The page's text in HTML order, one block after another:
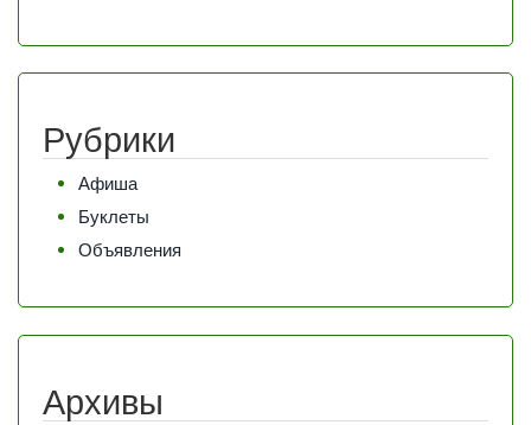
Рубрики
Афиша
Буклеты
Объявления
Архивы